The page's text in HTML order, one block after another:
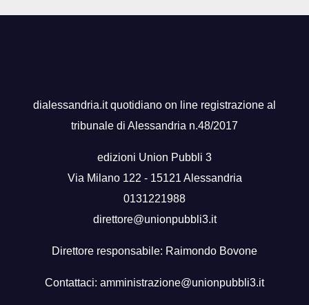
dialessandria.it quotidiano on line registrazione al
tribunale di Alessandria n.48/2017
edizioni Union Pubbli 3
Via Milano 122 - 15121 Alessandria
0131221988
direttore@unionpubbli3.it
Direttore responsabile: Raimondo Bovone
Contattaci: amministrazione@unionpubbli3.it